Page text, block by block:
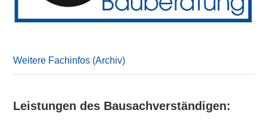
Weitere Fachinfos (Archiv)
Leistungen des Bausachverständigen: